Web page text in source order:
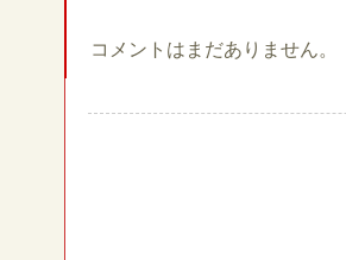
コメントはまだありません。